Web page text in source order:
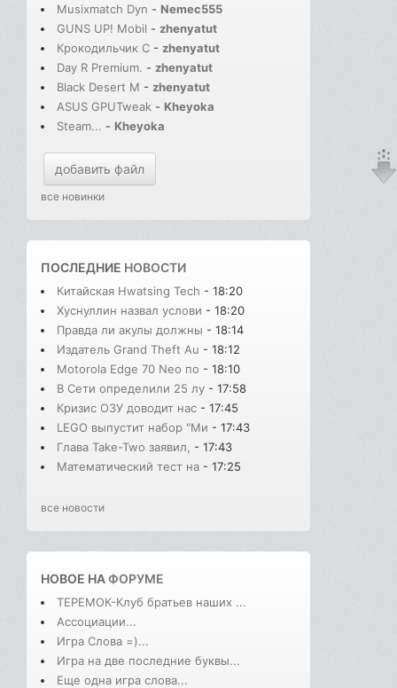
Musixmatch Dyn - Nemec555
GUNS UP! Mobil - zhenyatut
Крокодильчик С - zhenyatut
Day R Premium. - zhenyatut
Black Desert M - zhenyatut
ASUS GPUTweak - Kheyoka
Steam... - Kheyoka
добавить файл
все новинки
ПОСЛЕДНИЕ НОВОСТИ
Китайская Hwatsing Tech - 18:20
Хуснуллин назвал услови - 18:20
Правда ли акулы должны - 18:14
Издатель Grand Theft Au - 18:12
Motorola Edge 70 Neo по - 18:10
В Сети определили 25 лу - 17:58
Кризис ОЗУ доводит нас - 17:45
LEGO выпустит набор "Ми - 17:43
Глава Take-Two заявил, - 17:43
Математический тест на - 17:25
все новости
НОВОЕ НАФОРУМЕ
ТЕРЕМОК-Клуб братьев наших ...
Ассоциации...
Игра Слова =)...
Игра на две последние буквы...
Еще одна игра слова...